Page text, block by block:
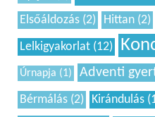
Elsőáldozás (2) Hittan (2)
Lelkigyakorlat (12)
Úrnapja (1) Adventi
Bérmálás (2) Kirándulás